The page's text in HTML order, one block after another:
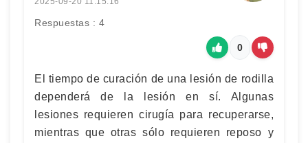
Respuestas : 4
0
El tiempo de curación de una lesión de rodilla
dependerá de la lesión en sí. Algunas
lesiones requieren cirugía para recuperarse,
mientras que otras sólo requieren reposo y